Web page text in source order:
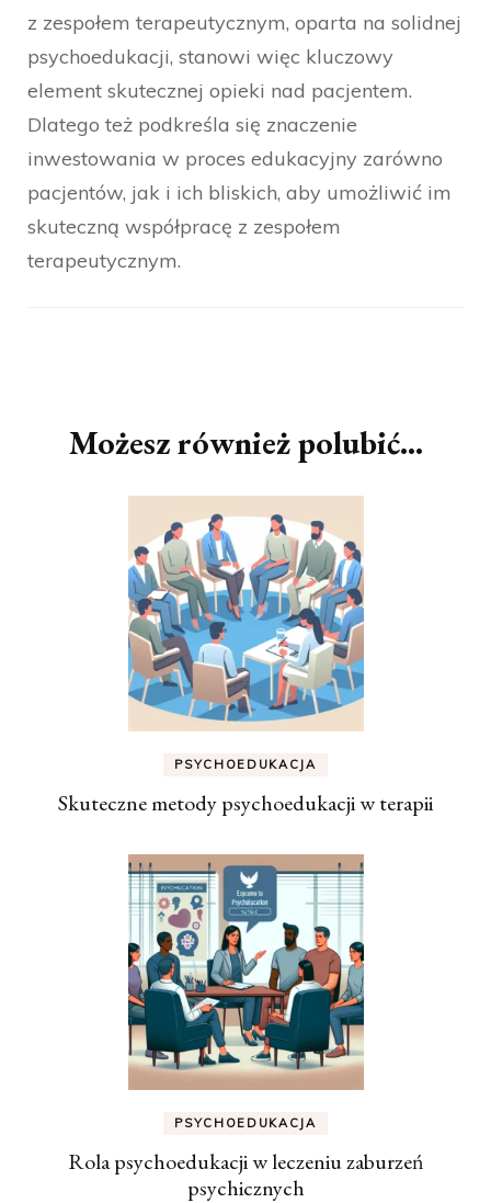
z zespołem terapeutycznym, oparta na solidnej
psychoedukacji, stanowi więc kluczowy
element skutecznej opieki nad pacjentem.
Dlatego też podkreśla się znaczenie
inwestowania w proces edukacyjny zarówno
pacjentów, jak i ich bliskich, aby umożliwić im
skuteczną współpracę z zespołem
terapeutycznym.
Możesz również polubić…
PSYCHOEDUKACJA
Skuteczne metody psychoedukacji w terapii
PSYCHOEDUKACJA
Rola psychoedukacji w leczeniu zaburzeń
psychicznych